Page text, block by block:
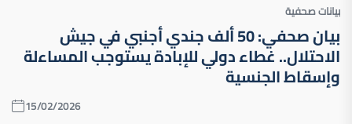
بيانات صحفية
بيان صحفي: 50 ألف جندي أجنبي في جيش
الاحتلال.. غطاء دولي للإبادة يستوجب المساءلة
وإسقاط الجنسية
15/02/2026